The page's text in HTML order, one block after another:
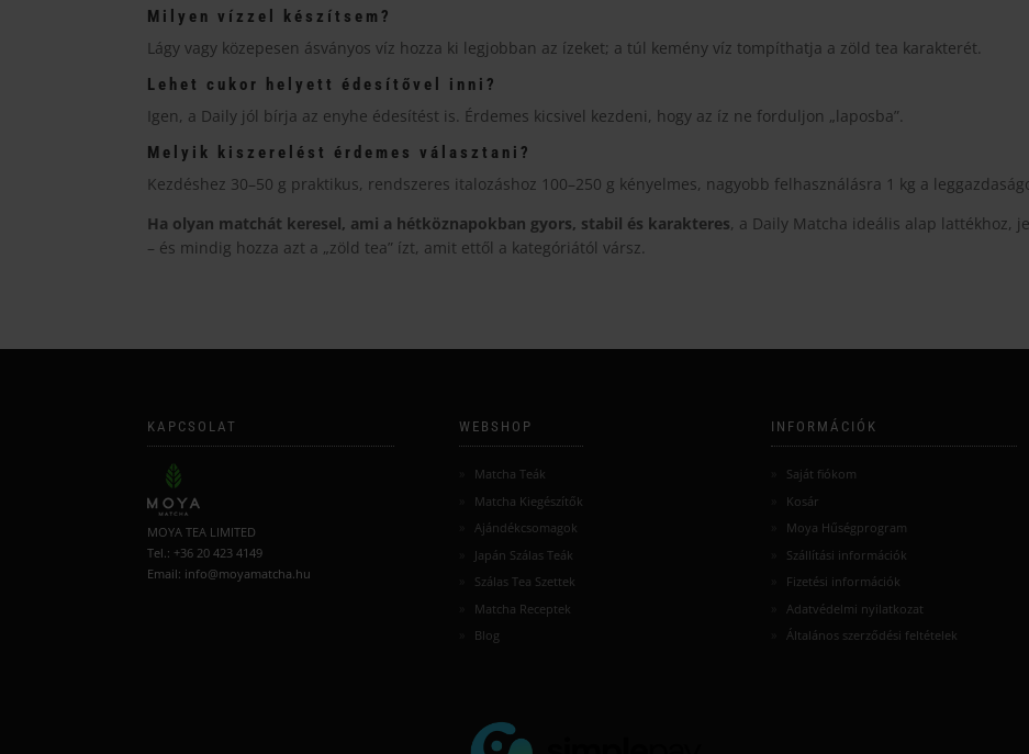
Milyen vízzel készítsem?
Lágy vagy közepesen ásványos víz hozza ki legjobban az ízeket; a túl kemény víz tompíthatja a zöld tea karakterét.
Lehet cukor helyett édesítővel inni?
Igen, a Daily jól bírja az enyhe édesítést is. Érdemes kicsivel kezdeni, hogy az íz ne forduljon „laposba”.
Melyik kiszerelést érdemes választani?
Kezdéshez 30–50 g praktikus, rendszeres italozáshoz 100–250 g kényelmes, nagyobb felhasználásra 1 kg a
Ha olyan matchát keresel, ami a hétköznapokban gyors, stabil és karakteres, a Daily Matcha ideális alap lattékhoz,
– és mindig hozza azt a „zöld tea” ízt, amit ettől a kategóriától vársz.
KAPCSOLAT
MOYA TEA LIMITED
Tel.: +36 20 423 4149
Email: info@moyamatcha.hu
WEBSHOP
Matcha Teák
Matcha Kiegészítők
Ajándékcsomagok
Japán Szálas Teák
Szálas Tea Szettek
Matcha Receptek
Blog
INFORMÁCIÓK
Saját fiókom
Kosár
Moya Hűségprogram
Szállítási információk
Fizetési információk
Adatvédelmi nyilatkozat
Általános szerződési feltételek